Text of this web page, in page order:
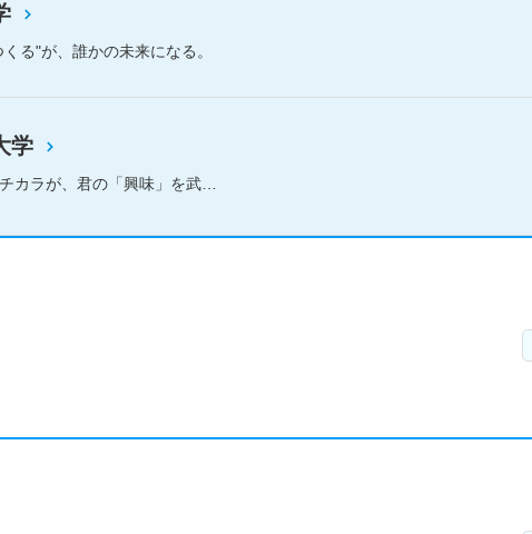
る"が、誰かの未来になる。
学
ラが、君の「興味」を武器にする！